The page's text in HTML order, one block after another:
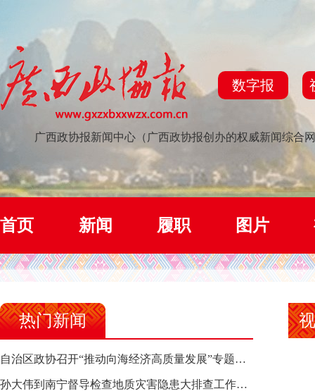
数字报
广西政协报新闻中心（广西政协报创办的权威新闻综合
首页 新闻 履职 图片
热门新闻
自治区政协召开“推动向海经济高质量发展”专题调研座谈会 钱学明出席并讲话
孙大伟到南宁督导检查地质灾害隐患大排查工作时强调 筑牢地质灾害安全防线 全力保障人民群众生命财产安全